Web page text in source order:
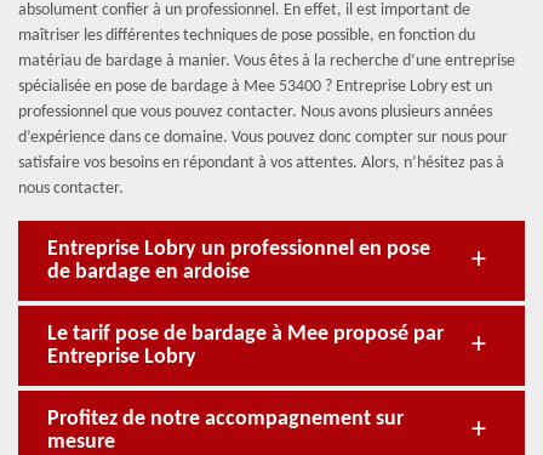
absolument confier à un professionnel. En effet, il est important de
maîtriser les différentes techniques de pose possible, en fonction du
matériau de bardage à manier. Vous êtes à la recherche d’une entreprise
spécialisée en pose de bardage à Mee 53400 ? Entreprise Lobry est un
professionnel que vous pouvez contacter. Nous avons plusieurs années
d’expérience dans ce domaine. Vous pouvez donc compter sur nous pour
satisfaire vos besoins en répondant à vos attentes. Alors, n’hésitez pas à
nous contacter.
Entreprise Lobry un professionnel en pose
de bardage en ardoise
Le tarif pose de bardage à Mee proposé par
Entreprise Lobry
Profitez de notre accompagnement sur
mesure